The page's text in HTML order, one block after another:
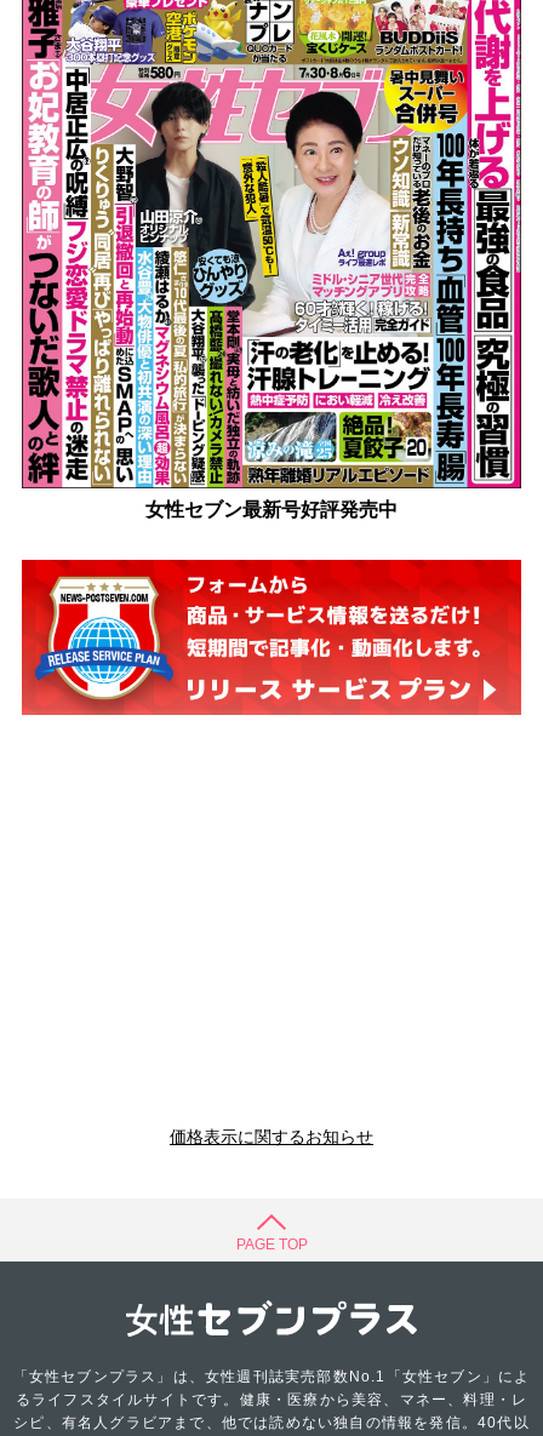
女性セブン最新号好評発売中
価格表示に関するお知らせ
PAGE TOP
「女性セブンプラス」は、女性週刊誌実売部数No.1「女性セブン」によ
るライフスタイルサイトです。健康・医療から美容、マネー、料理・レ
シピ、有名人グラビアまで、他では読めない独自の情報を発信。40代以